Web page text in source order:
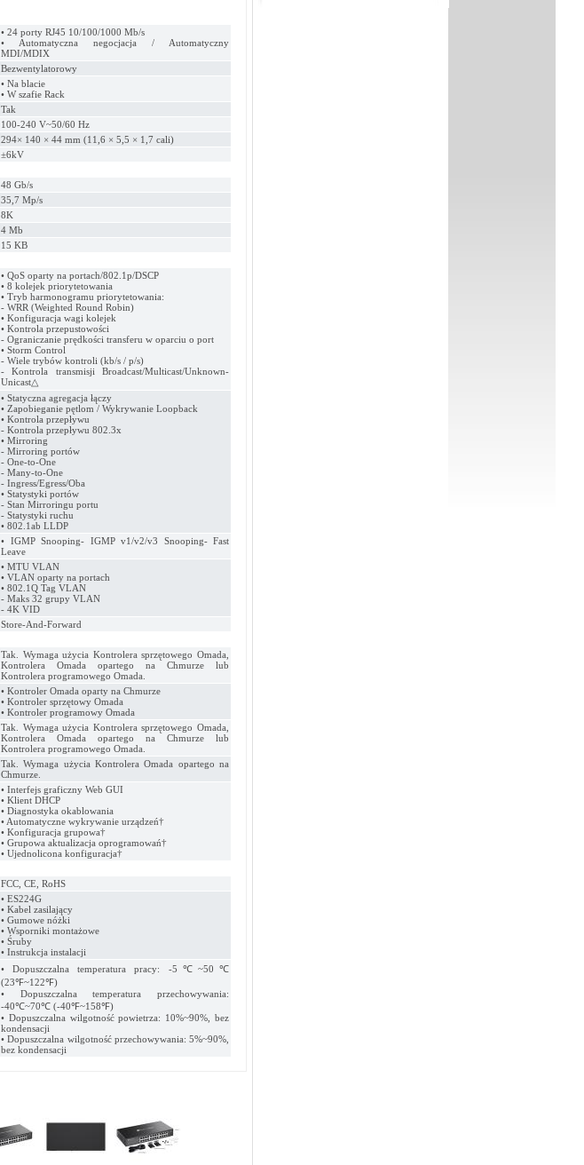
• 24 porty RJ45 10/100/1000 Mb/s
• Automatyczna negocjacja / Automatyczny
MDI/MDIX
Bezwentylatorowy
• Na blacie
• W szafie Rack
Tak
100-240 V~50/60 Hz
294× 140 × 44 mm (11,6 × 5,5 × 1,7 cali)
±6kV
48 Gb/s
35,7 Mp/s
8K
4 Mb
15 KB
• QoS oparty na portach/802.1p/DSCP
• 8 kolejek priorytetowania
• Tryb harmonogramu priorytetowania:
- WRR (Weighted Round Robin)
• Konfiguracja wagi kolejek
• Kontrola przepustowości
- Ograniczanie prędkości transferu w oparciu o port
• Storm Control
- Wiele trybów kontroli (kb/s / p/s)
- Kontrola transmisji Broadcast/Multicast/Unknown-
Unicast△
• Statyczna agregacja łączy
• Zapobieganie pętlom / Wykrywanie Loopback
• Kontrola przepływu
- Kontrola przepływu 802.3x
• Mirroring
- Mirroring portów
- One-to-One
- Many-to-One
- Ingress/Egress/Oba
• Statystyki portów
- Stan Mirroringu portu
- Statystyki ruchu
• 802.1ab LLDP
• IGMP Snooping- IGMP v1/v2/v3 Snooping- Fast
Leave
• MTU VLAN
• VLAN oparty na portach
• 802.1Q Tag VLAN
- Maks 32 grupy VLAN
- 4K VID
Store-And-Forward
Tak. Wymaga użycia Kontrolera sprzętowego Omada,
Kontrolera Omada opartego na Chmurze lub
Kontrolera programowego Omada.
• Kontroler Omada oparty na Chmurze
• Kontroler sprzętowy Omada
• Kontroler programowy Omada
Tak. Wymaga użycia Kontrolera sprzętowego Omada,
Kontrolera Omada opartego na Chmurze lub
Kontrolera programowego Omada.
Tak. Wymaga użycia Kontrolera Omada opartego na
Chmurze.
• Interfejs graficzny Web GUI
• Klient DHCP
• Diagnostyka okablowania
• Automatyczne wykrywanie urządzeń†
• Konfiguracja grupowa†
• Grupowa aktualizacja oprogramowań†
• Ujednolicona konfiguracja†
FCC, CE, RoHS
• ES224G
• Kabel zasilający
• Gumowe nóżki
• Wsporniki montażowe
• Śruby
• Instrukcja instalacji
• Dopuszczalna temperatura pracy: -5℃~50℃
(23℉~122℉)
• Dopuszczalna temperatura przechowywania:
-40℃~70℃ (-40℉~158℉)
• Dopuszczalna wilgotność powietrza: 10%~90%, bez
kondensacji
• Dopuszczalna wilgotność przechowywania: 5%~90%,
bez kondensacji